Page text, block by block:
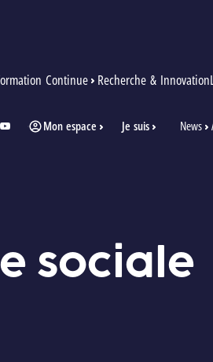
Continue Recherche & Innovation
Mon espace Je suis News
youtube
sociale